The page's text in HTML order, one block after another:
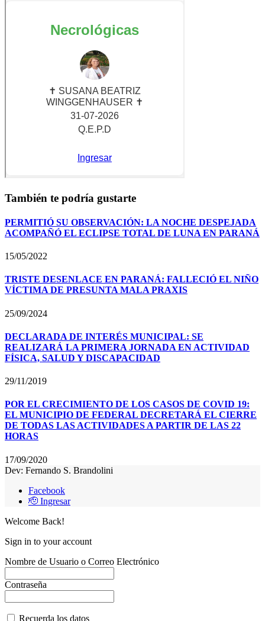
También te podría gustarte
PERMITIÓ SU OBSERVACIÓN: LA NOCHE DESPEJADA
ACOMPAÑÓ EL ECLIPSE TOTAL DE LUNA EN PARANÁ
15/05/2022
TRISTE DESENLACE EN PARANÁ: FALLECIÓ EL NIÑO
VÍCTIMA DE PRESUNTA MALA PRAXIS
25/09/2024
DECLARADA DE INTERÉS MUNICIPAL: SE
REALIZARÁ LA PRIMERA JORNADA EN ACTIVIDAD
FÍSICA, SALUD Y DISCAPACIDAD
29/11/2019
POR EL CRECIMIENTO DE LOS CASOS DE COVID 19:
EL MUNICIPIO DE FEDERAL DECRETARÁ EL CIERRE
DE TODAS LAS ACTIVIDADES A PARTIR DE LAS 22
HORAS
17/09/2020
Dev: Fernando S. Brandolini
Facebook
🫡 Ingresar
Welcome Back!
Sign in to your account
Nombre de Usuario o Correo Electrónico
Contraseña
Recuerda los datos